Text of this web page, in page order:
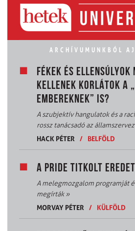
ARCHÍVUMUNKBÓL
FÉKEK ÉS
KELLENEK KORLÁTOK A
EMBEREKNEK” IS?
A szubjektív hangulatok és a
rossz tanácsadó az
HACK PÉTER
/ BELFÖLD
A PRIDE TITKOLT
A melegmozgalom programját
megírták»
MORVAY PÉTER
/ KÜLFÖLD